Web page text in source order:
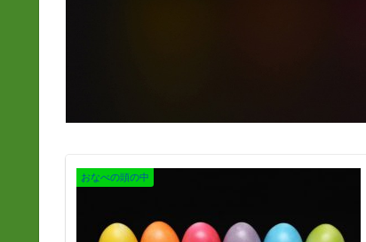
おなべの頭の中